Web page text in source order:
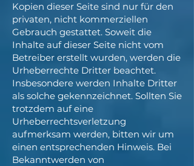
Kopien dieser Seite sind nur für den
privaten, nicht kommerziellen
Gebrauch gestattet. Soweit die
Inhalte auf dieser Seite nicht vom
Betreiber erstellt wurden, werden die
Urheberrechte Dritter beachtet.
Insbesondere werden Inhalte Dritter
als solche gekennzeichnet. Sollten Sie
trotzdem auf eine
Urheberrechtsverletzung
aufmerksam werden, bitten wir um
einen entsprechenden Hinweis. Bei
Bekanntwerden von